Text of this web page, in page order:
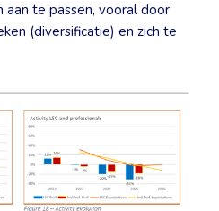
aan te passen, vooral door
(diversificatie) en zich te